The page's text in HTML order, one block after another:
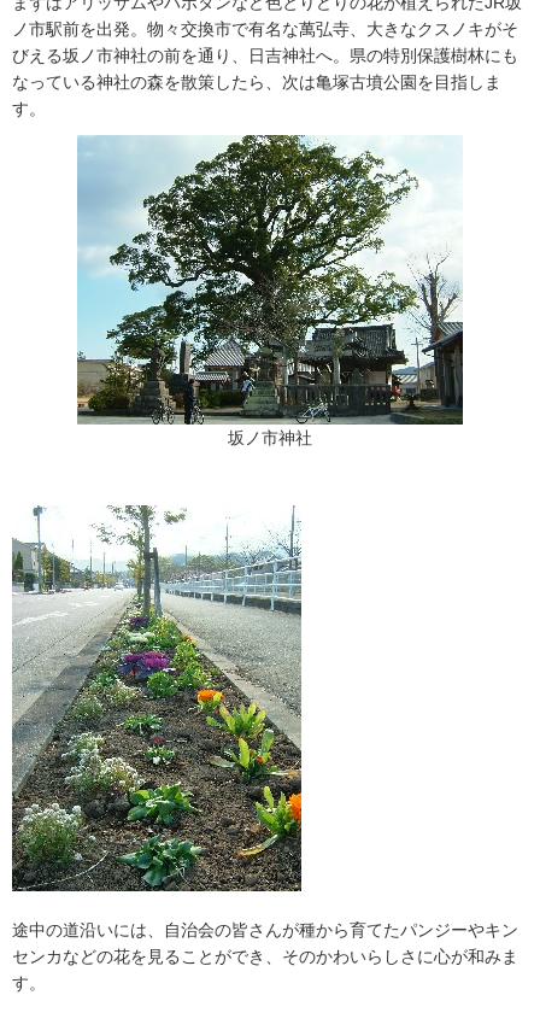
ノ市駅前を出発。物々交換市で有名な萬弘寺、大きなクスノキがそ
びえる坂ノ市神社の前を通り、日吉神社へ。県の特別保護樹林にも
なっている神社の森を散策したら、次は亀塚古墳公園を目指しま
す。
坂ノ市神社
途中の道沿いには、自治会の皆さんが種から育てたパンジーやキン
センカなどの花を見ることができ、そのかわいらしさに心が和みま
す。